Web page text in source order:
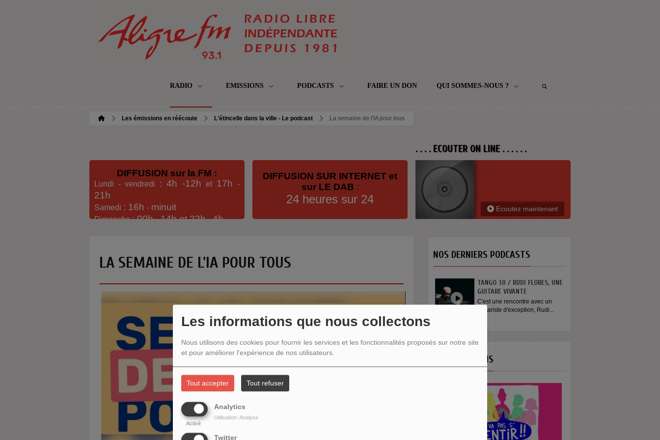
Les informations que nous collectons
Nous utilisons des cookies pour fournir les services et les fonctionnalités proposés sur notre site
et pour améliorer l'expérience de nos utilisateurs.
Tout accepter Tout refuser
Analytics
Activé
Utilisation: Analyse
Twitter
RADIO EMISSIONS PODCASTS FAIRE UN DON QUI SOMMES-NOUS ?
Les émissions en réécoute L'étincelle dans la ville - Le podcast La semaine de l'IA pour tous
DIFFUSION sur la FM :
Lundi - vendredi : 4h -12h et 17h -
21h
Samedi : 16h - minuit
Dimanche: 00h -14h et 22h-4h
DIFFUSION SUR INTERNET et
sur LE DAB :
24 heures sur 24
. . . . ECOUTER ON LINE . . . . . .
Ecoutez maintenant
LA SEMAINE DE L'IA POUR TOUS NOS DERNIERS PODCASTS
TANGO 30 / RUDI FLORES, UNE
GUITARE VIVANTE
C'est une rencontre avec un
guitariste d'exception, Rudi...
NOS ÉMISSIONS